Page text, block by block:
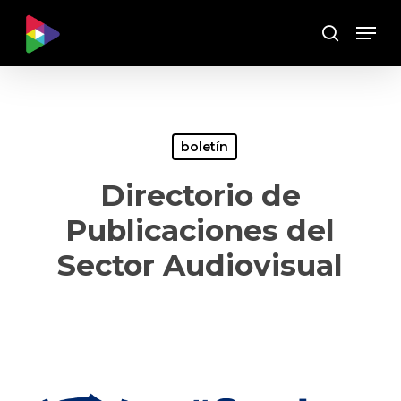
main
Buscar
Menu
boletín
Directorio de
Publicaciones del
Sector Audiovisual